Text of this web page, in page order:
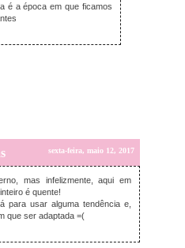
é a época em que ficamos
sexta-feira, maio 12, 2017
mas infelizmente, aqui em
é quente!
para usar alguma tendência e,
que ser adaptada =(